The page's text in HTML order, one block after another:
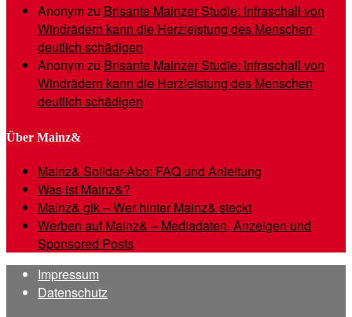
Anonymzu Brisante Mainzer Studie: Infraschall von
Windrädern kann die Herzleistung des Menschen
deutlich schädigen
Anonymzu Brisante Mainzer Studie: Infraschall von
Windrädern kann die Herzleistung des Menschen
deutlich schädigen
Über Mainz&
Mainz& Solidar-Abo: FAQ und Anleitung
Was ist Mainz&?
Mainz& gik – Wer hinter Mainz& steckt
Werben auf Mainz& – Mediadaten, Anzeigen und
Sponsored Posts
Impressum
Datenschutz